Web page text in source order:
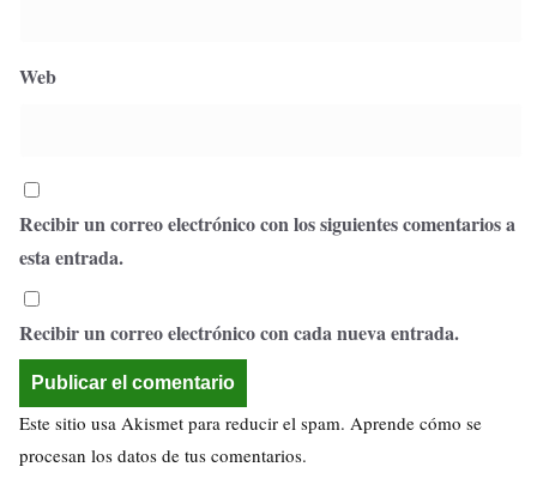
Web
Recibir un correo electrónico con los siguientes comentarios a
esta entrada.
Recibir un correo electrónico con cada nueva entrada.
Este sitio usa Akismet para reducir el spam. Aprende cómo se
procesan los datos de tus comentarios.